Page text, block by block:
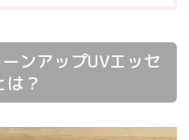
ンアップUVエッセ
？